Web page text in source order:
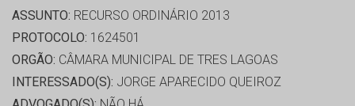
ASSUNTO: RECURSO ORDINÁRIO 2013
PROTOCOLO: 1624501
ORGÃO: CÂMARA MUNICIPAL DE TRES LAGOAS
INTERESSADO(S): JORGE APARECIDO QUEIROZ